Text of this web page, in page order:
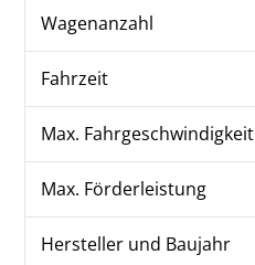
Wagenanzahl
Fahrzeit
Max. Fahrgeschwindigkeit
Max. Förderleistung
Hersteller und Baujahr